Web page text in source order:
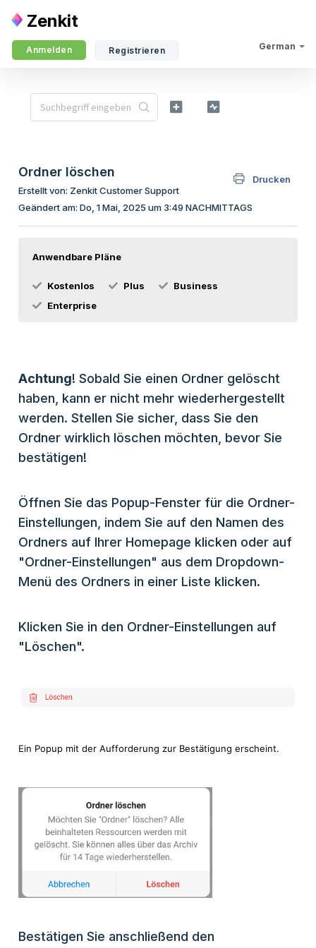
Zenkit
German
Anmelden Registrieren
Ordner löschen
Drucken
Erstellt von: Zenkit Customer Support
Geändert am: Do, 1 Mai, 2025 um 3:49 NACHMITTAGS
Anwendbare Pläne
Kostenlos Plus
Business
Enterprise
Achtung! Sobald Sie einen Ordner gelöscht
haben, kann er nicht mehr wiederhergestellt
werden. Stellen Sie sicher, dass Sie den
Ordner wirklich löschen möchten, bevor Sie
bestätigen!
Öffnen Sie das Popup-Fenster für die Ordner-
Einstellungen, indem Sie auf den Namen des
Ordners auf Ihrer Homepage klicken oder auf
"Ordner-Einstellungen" aus dem Dropdown-
Menü des Ordners in einer Liste klicken.
Klicken Sie in den Ordner-Einstellungen auf
"Löschen".
Ein Popup mit der Aufforderung zur Bestätigung erscheint.
Bestätigen Sie anschließend den